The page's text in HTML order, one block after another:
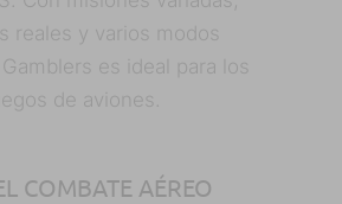
reales y varios modos
es ideal para los
de aviones.
COMBATE AÉREO